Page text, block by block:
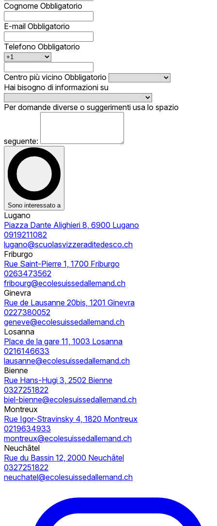
Cognome Obbligatorio
E-mail Obbligatorio
Telefono Obbligatorio
Centro più vicino Obbligatorio
Hai bisogno di informazioni su
Per domande diverse o suggerimenti usa lo spazio
seguente:
Sono interessato a
Lugano
Piazza Dante Alighieri 8, 6900 Lugano
0919211082
lugano@scuolasvizzeraditedesco.ch
Friburgo
Rue Saint-Pierre 1, 1700 Friburgo
0263473562
fribourg@ecolesuissedallemand.ch
Ginevra
Rue de Lausanne 20bis, 1201 Ginevra
0227380052
geneve@ecolesuissedallemand.ch
Losanna
Place de la gare 11, 1003 Losanna
0216146633
lausanne@ecolesuissedallemand.ch
Bienne
Rue Hans-Hugi 3, 2502 Bienne
0327251822
biel-bienne@ecolesuissedallemand.ch
Montreux
Rue Igor-Stravinsky 4, 1820 Montreux
0219634933
montreux@ecolesuissedallemand.ch
Neuchâtel
Rue du Bassin 12, 2000 Neuchâtel
0327251822
neuchatel@ecolesuissedallemand.ch